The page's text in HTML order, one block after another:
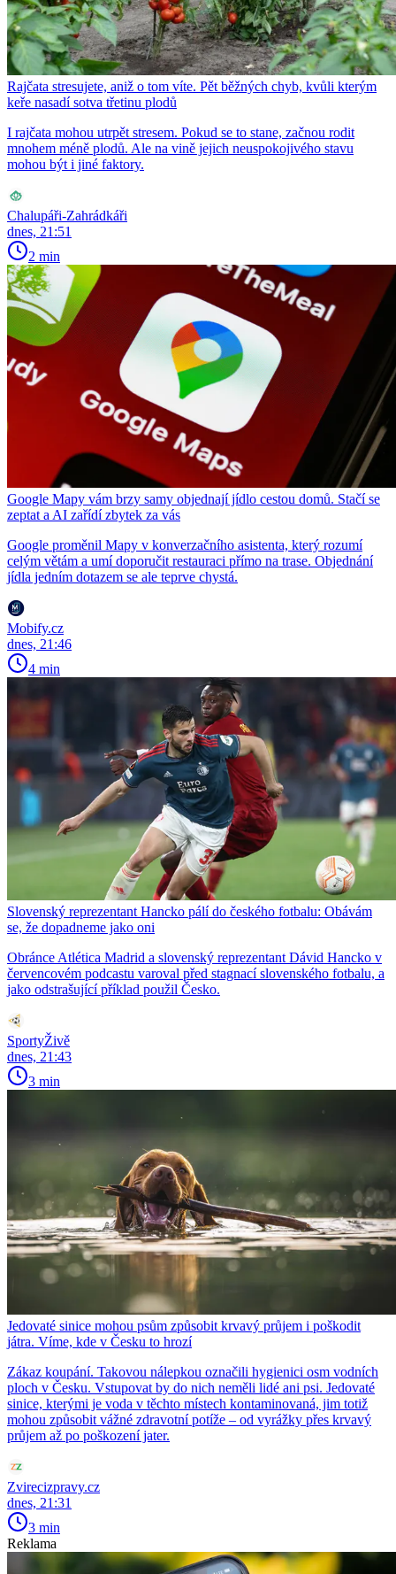
Rajčata stresujete, aniž o tom víte. Pět běžných chyb, kvůli kterým
keře nasadí sotva třetinu plodů
I rajčata mohou utrpět stresem. Pokud se to stane, začnou rodit
mnohem méně plodů. Ale na vině jejich neuspokojivého stavu
mohou být i jiné faktory.
Chalupáři-Zahrádkáři
dnes, 21:51
2 min
Google Mapy vám brzy samy objednají jídlo cestou domů. Stačí se
zeptat a AI zařídí zbytek za vás
Google proměnil Mapy v konverzačního asistenta, který rozumí
celým větám a umí doporučit restauraci přímo na trase. Objednání
jídla jedním dotazem se ale teprve chystá.
Mobify.cz
dnes, 21:46
4 min
Slovenský reprezentant Hancko pálí do českého fotbalu: Obávám
se, že dopadneme jako oni
Obránce Atlética Madrid a slovenský reprezentant Dávid Hancko v
červencovém podcastu varoval před stagnací slovenského fotbalu, a
jako odstrašující příklad použil Česko.
SportyŽivě
dnes, 21:43
3 min
Jedovaté sinice mohou psům způsobit krvavý průjem i poškodit
játra. Víme, kde v Česku to hrozí
Zákaz koupání. Takovou nálepkou označili hygienici osm vodních
ploch v Česku. Vstupovat by do nich neměli lidé ani psi. Jedovaté
sinice, kterými je voda v těchto místech kontaminovaná, jim totiž
mohou způsobit vážné zdravotní potíže – od vyrážky přes krvavý
průjem až po poškození jater.
Zvirecizpravy.cz
dnes, 21:31
3 min
Reklama